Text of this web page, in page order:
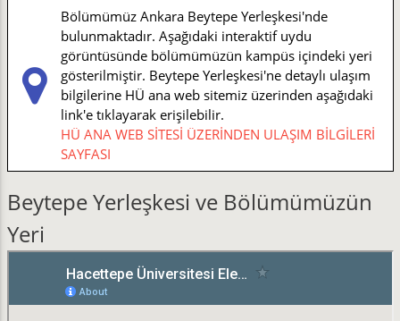
Bölümümüz Ankara Beytepe Yerleşkesi'nde
bulunmaktadır. Aşağıdaki interaktif uydu
görüntüsünde bölümümüzün kampüs içindeki yeri
gösterilmiştir. Beytepe Yerleşkesi'ne detaylı ulaşım
bilgilerine HÜ ana web sitemiz üzerinden aşağıdaki
link'e tıklayarak erişilebilir.
HÜ ANA WEB SİTESİ ÜZERİNDEN ULAŞIM BİLGİLERİ
SAYFASI
Beytepe Yerleşkesi ve Bölümümüzün
Yeri